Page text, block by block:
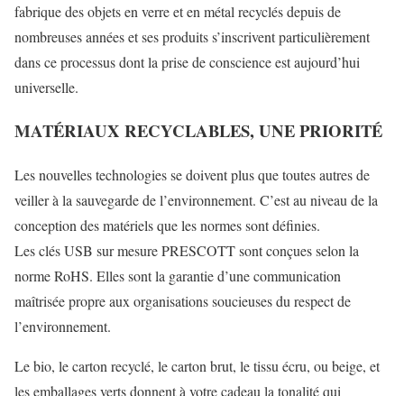
fabrique des objets en verre et en métal recyclés depuis de
nombreuses années et ses produits s’inscrivent particulièrement
dans ce processus dont la prise de conscience est aujourd’hui
universelle.
MATÉRIAUX RECYCLABLES, UNE PRIORITÉ
Les nouvelles technologies se doivent plus que toutes autres de
veiller à la sauvegarde de l’environnement. C’est au niveau de la
conception des matériels que les normes sont définies.
Les clés USB sur mesure PRESCOTT sont conçues selon la
norme RoHS. Elles sont la garantie d’une communication
maîtrisée propre aux organisations soucieuses du respect de
l’environnement.
Le bio, le carton recyclé, le carton brut, le tissu écru, ou beige, et
les emballages verts donnent à votre cadeau la tonalité qui